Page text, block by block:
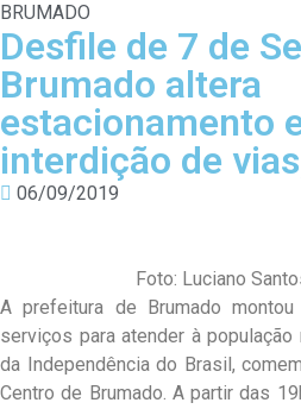
BRUMADO
Desfile de 7 de
Brumado altera
estacionamento
interdição de
06/09/2019
Foto: Luciano
A prefeitura de Brumado
serviços para atender à
da Independência do Brasil,
Centro de Brumado. A partir das